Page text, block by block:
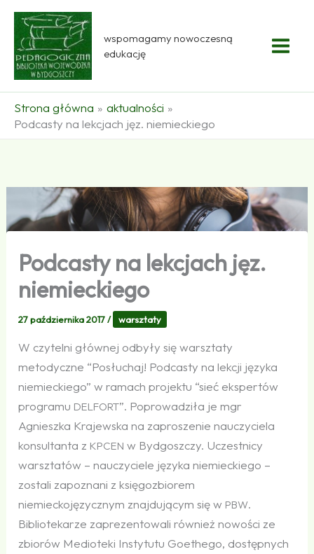
Przejdź
treści
wspomagamy nowoczesną
edukację
Strona główna
aktualności
Podcasty na lekcjach jęz. niemieckiego
Podcasty na lekcjach jęz.
niemieckiego
27 października 2017/ warsztaty
W czytelni głównej odbyły się warsztaty
metodyczne “Posłuchaj! Podcasty na lekcji języka
niemieckiego” w ramach projektu “sieć ekspertów
programu DELFORT”. Poprowadziła je mgr
Agnieszka Krajewska na zaproszenie nauczyciela
konsultanta z KPCEN w Bydgoszczy. Uczestnicy
warsztatów – nauczyciele języka niemieckiego –
zostali zapoznani z księgozbiorem
niemieckojęzycznym znajdującym się w PBW.
Bibliotekarze zaprezentowali również nowości ze
zbiorów Medioteki Instytutu Goethego, dostępnych